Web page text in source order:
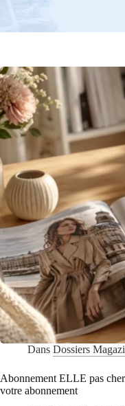
Dans Dossiers
Abonnement ELLE pas
votre abonnement